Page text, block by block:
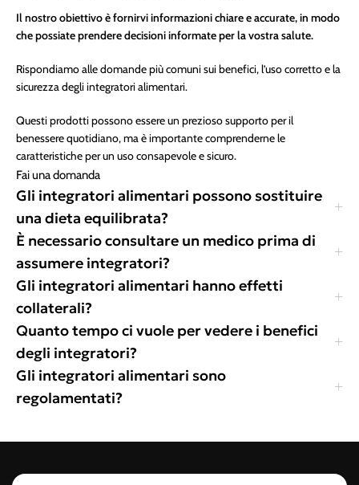
Il nostro obiettivo è fornirvi informazioni chiare e accurate, in modo
che possiate prendere decisioni informate per la vostra salute.
Rispondiamo alle domande più comuni sui benefici, l’uso corretto e la
sicurezza degli integratori alimentari.
Questi prodotti possono essere un prezioso supporto per il
benessere quotidiano, ma è importante comprenderne le
caratteristiche per un uso consapevole e sicuro.
Fai una domanda
Gli integratori alimentari possono sostituire
una dieta equilibrata?
È necessario consultare un medico prima di
assumere integratori?
Gli integratori alimentari hanno effetti
collaterali?
Quanto tempo ci vuole per vedere i benefici
degli integratori?
Gli integratori alimentari sono
regolamentati?